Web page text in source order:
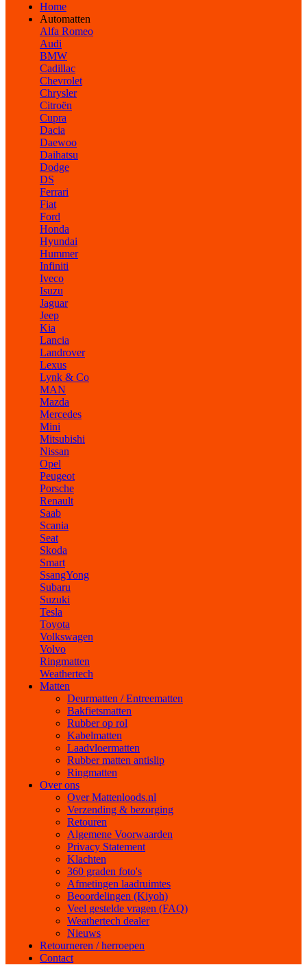
Home
Automatten
Alfa Romeo
Audi
BMW
Cadillac
Chevrolet
Chrysler
Citroën
Cupra
Dacia
Daewoo
Daihatsu
Dodge
DS
Ferrari
Fiat
Ford
Honda
Hyundai
Hummer
Infiniti
Iveco
Isuzu
Jaguar
Jeep
Kia
Lancia
Landrover
Lexus
Lynk & Co
MAN
Mazda
Mercedes
Mini
Mitsubishi
Nissan
Opel
Peugeot
Porsche
Renault
Saab
Scania
Seat
Skoda
Smart
SsangYong
Subaru
Suzuki
Tesla
Toyota
Volkswagen
Volvo
Ringmatten
Weathertech
Matten
Deurmatten / Entreematten
Bakfietsmatten
Rubber op rol
Kabelmatten
Laadvloermatten
Rubber matten antislip
Ringmatten
Over ons
Over Mattenloods.nl
Verzending & bezorging
Retouren
Algemene Voorwaarden
Privacy Statement
Klachten
360 graden foto's
Afmetingen laadruimtes
Beoordelingen (Kiyoh)
Veel gestelde vragen (FAQ)
Weathertech dealer
Nieuws
Retourneren / herroepen
Contact